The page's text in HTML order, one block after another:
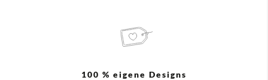
100 % eigene Designs